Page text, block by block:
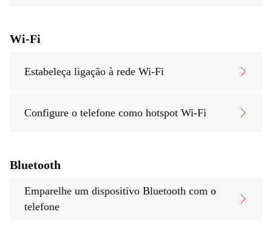
Wi-Fi
Estabeleça ligação à rede Wi-Fi
Configure o telefone como hotspot Wi-Fi
Bluetooth
Emparelhe um dispositivo Bluetooth com o
telefone